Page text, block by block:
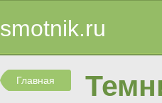
smotnik.ru
Главная